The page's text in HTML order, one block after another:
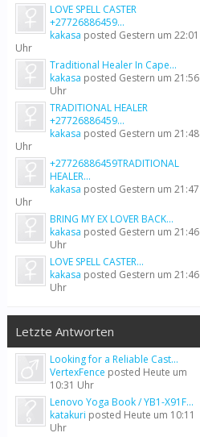
LOVE SPELL CASTER
+27726886459...
kakasa posted Gestern um 22:01
Uhr
Traditional Healer In Cape...
kakasa posted Gestern um 21:56
Uhr
TRADITIONAL HEALER
+27726886459...
kakasa posted Gestern um 21:48
Uhr
+27726886459TRADITIONAL
HEALER...
kakasa posted Gestern um 21:47
Uhr
BRING MY EX LOVER BACK...
kakasa posted Gestern um 21:46
Uhr
LOVE SPELL CASTER...
kakasa posted Gestern um 21:46
Uhr
Letzte Antworten
Looking for a Reliable Cast...
VertexFence posted Heute um
10:31 Uhr
Lenovo Yoga Book / YB1-X91F...
katakuri posted Heute um 10:11
Uhr